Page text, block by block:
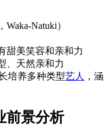
Natuki）
甜美笑容和亲和力
、天然亲和力
培养多种类型艺人 ，涵
前景分析